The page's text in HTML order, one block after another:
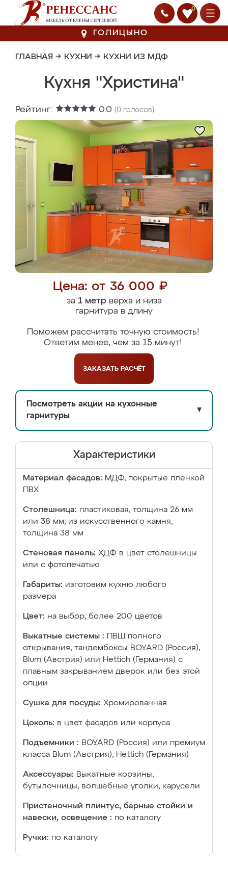
0
ГОЛИЦЫНО
ГЛАВНАЯ → КУХНИ → КУХНИ ИЗ МДФ
Кухня "Христина"
Рейтинг: 0.0 (0 голосов)
Цена: от 36 000 ₽
за 1 метрверха и низа
гарнитура в длину
Поможем рассчитать точную стоимость!
Ответим менее, чем за 15 минут!
ЗАКАЗАТЬ РАСЧЁТ
Посмотреть акции на кухонные
гарнитуры
▼
Характеристики
Материал фасадов: МДФ, покрытые плёнкой
ПВХ
Столешница: пластиковая, толщина 26 мм
или 38 мм; из искусственного камня,
толщина 38 мм
Стеновая панель: ХДФ в цвет столешницы
или с фотопечатью
Габариты: изготовим кухню любого
размера
Цвет: на выбор, более 200 цветов
Выкатные системы :
ПВШ полного
открывания, тандембоксы BOYARD (Россия),
Blum (Австрия) или Hettich (Германия) с
плавным закрыванием дверок или без этой
опции
Сушка для посуды: Хромированная
Цоколь: в цвет фасадов или корпуса
Подъемники : BOYARD (Россия) или премиум
класса Blum (Австрия), Hettich (Германия)
Аксессуары: Выкатные корзины,
бутылочницы, волшебные уголки, карусели
Пристеночный плинтус, барные стойки и
навески, освещение : по каталогу
Ручки: по каталогу